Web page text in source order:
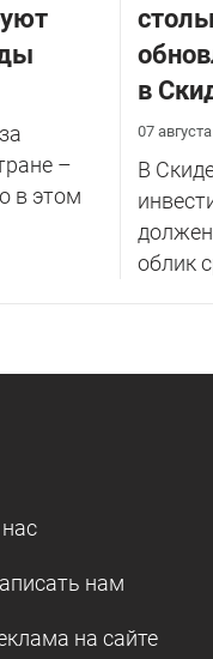
–
в этом
в
07
В
облик
нам
на сайте